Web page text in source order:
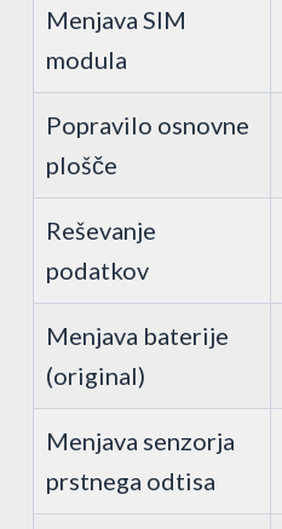
Menjava SIM
modula
Popravilo osnovne
plošče
Reševanje
podatkov
Menjava baterije
(original)
Menjava senzorja
prstnega odtisa